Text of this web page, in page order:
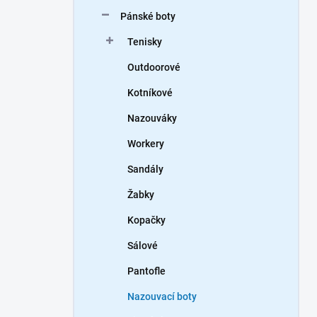
Pánské boty
Tenisky
Outdoorové
Kotníkové
Nazouváky
Workery
Sandály
Žabky
Kopačky
Sálové
Pantofle
Nazouvací boty